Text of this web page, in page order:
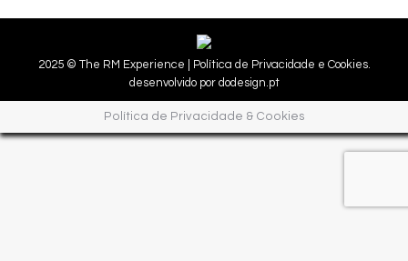
2025 © The RM Experience |
Política de Privacidade e Cookies.
desenvolvido por dodesign.pt
Política de Privacidade & Cookies